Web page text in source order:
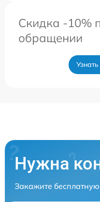
Скидка -10%
обращении
Нужна
Закажите